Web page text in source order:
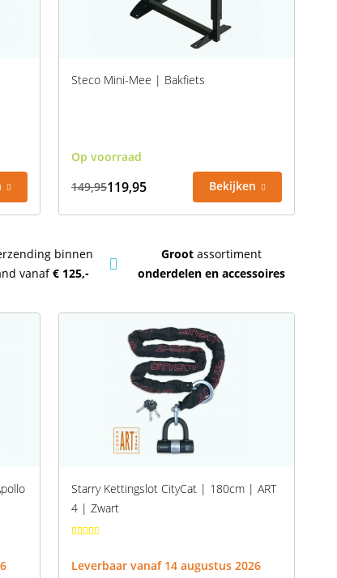
Steco Mini-Mee | Bakfiets
Op voorraad
149,95119,95 Bekijken
binnen
vanaf€ 125,-
Groot assortiment
onderdelen en accessoires
Starry Kettingslot CityCat | 180cm | ART
4 | Zwart
Leverbaar vanaf 14 augustus 2026